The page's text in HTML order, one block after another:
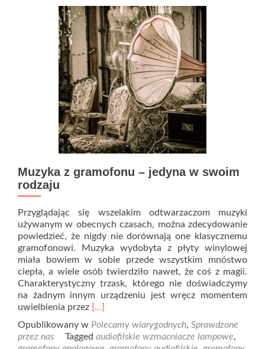
Muzyka z gramofonu – jedyna w swoim
rodzaju
Przyglądając się wszelakim odtwarzaczom muzyki
używanym w obecnych czasach, można zdecydowanie
powiedzieć, że nigdy nie dorównają one klasycznemu
gramofonowi. Muzyka wydobyta z płyty winylowej
miała bowiem w sobie przede wszystkim mnóstwo
ciepła, a wiele osób twierdziło nawet, że coś z magii.
Charakterystyczny trzask, którego nie doświadczymy
na żadnym innym urządzeniu jest wręcz momentem
uwielbienia przez Read
about
Muzyka
[…]
Opublikowany w Polecamy wiarygodnych, Sprawdzone
przez nas
Tagged audiofilskie wzmacniacze lampowe,